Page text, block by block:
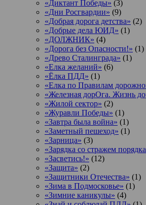
«Диктант Победы» (3)
«Дни Росгвардии» (9)
«Добрая дорога детства» (2)
«Добрые дела ЮИД» (1)
«ДОЛЖНИК» (4)
«Дорога без Опасности!» (1)
«Древо Сталинграда» (1)
«Елка желаний» (6)
«Ёлка ПДД» (1)
«Елка по Правилам
«Железная дорОга. Жизнь
«Жилой сектор» (2)
«Журавли Победы» (1)
«Завтра была война» (1)
«Заметный пешеход» (1)
«Зарница» (3)
«Зарядка со стражем
«Засветись!» (12)
«Защита» (2)
«Защитники Отечества» (1)
«Зима в Подмосковье» (1)
«Зимние каникулы» (4)